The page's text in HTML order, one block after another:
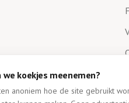
we koekjes meenemen?
anoniem hoe de site gebruikt